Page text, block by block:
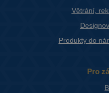
Větrání,
Produkty do
Pro